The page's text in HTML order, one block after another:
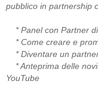
pubblico in partnership
* Panel con Partner
* Come creare e
* Diventare un
* Anteprima delle
YouTube